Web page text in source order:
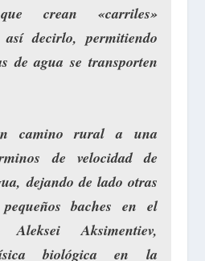
crean «carriles»
decirlo, permitiendo
de agua se transporten
camino rural a una
de velocidad de
dejando de lado otras
baches en el
Aksimentiev,
biológica en la